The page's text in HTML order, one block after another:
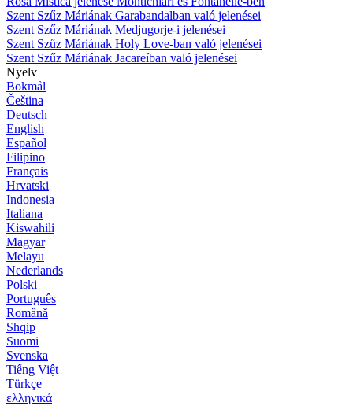
Szent Szűz Máriának Garabandalban való jelenései
Szent Szűz Máriának Medjugorje-i jelenései
Szent Szűz Máriának Holy Love-ban való jelenései
Szent Szűz Máriának Jacareíban való jelenései
Nyelv
Bokmål
Čeština
Deutsch
English
Español
Filipino
Français
Hrvatski
Indonesia
Italiana
Kiswahili
Magyar
Melayu
Nederlands
Polski
Português
Română
Shqip
Suomi
Svenska
Tiếng Việt
Türkçe
ελληνικά